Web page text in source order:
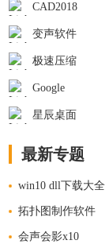
CAD2018
变声软件
极速压缩
Google
星辰桌面
最新专题
win10 dll下载大全
拓扑图制作软件
会声会影x10